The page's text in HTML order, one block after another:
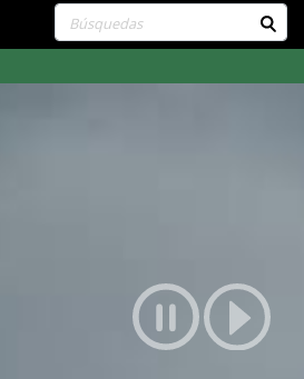
Buscar contenido en el sitio